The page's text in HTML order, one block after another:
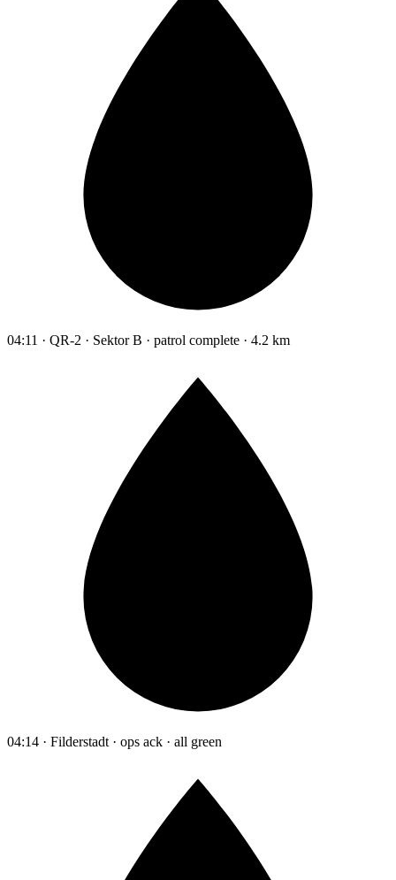
04:11 · QR-2 · Sektor B · patrol complete · 4.2 km
04:14 · Filderstadt · ops ack · all green